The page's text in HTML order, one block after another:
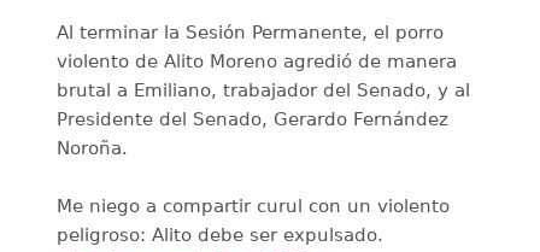
Al terminar la Sesión Permanente, el porro
violento de Alito Moreno agredió de manera
brutal a Emiliano, trabajador del Senado, y al
Presidente del Senado, Gerardo Fernández
Noroña.
Me niego a compartir curul con un violento
peligroso: Alito debe ser expulsado.